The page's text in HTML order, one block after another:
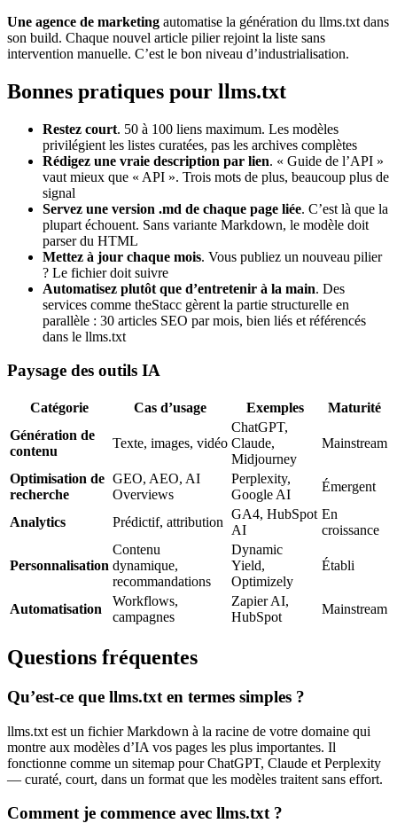
Une agence de marketing automatise la génération du llms.txt dans
son build. Chaque nouvel article pilier rejoint la liste sans
intervention manuelle. C’est le bon niveau d’industrialisation.
Bonnes pratiques pour llms.txt
Restez court. 50 à 100 liens maximum. Les modèles
privilégient les listes curatées, pas les archives complètes
Rédigez une vraie description par lien. « Guide de l’API »
vaut mieux que « API ». Trois mots de plus, beaucoup plus de
signal
Servez une version .md de chaque page liée. C’est là que la
plupart échouent. Sans variante Markdown, le modèle doit
parser du HTML
Mettez à jour chaque mois. Vous publiez un nouveau pilier
? Le fichier doit suivre
Automatisez plutôt que d’entretenir à la main. Des
services comme theStacc gèrent la partie structurelle en
parallèle : 30 articles SEO par mois, bien liés et référencés
dans le llms.txt
Paysage des outils IA
Catégorie Cas d’usage Exemples
Maturité
Génération de
contenu
Texte, images, vidéo
ChatGPT,
Claude,
Midjourney
Mainstream
Optimisation de
recherche
GEO, AEO, AI
Overviews
Perplexity,
Google AI
Émergent
Analytics Prédictif, attribution
GA4, HubSpot
AI
En
croissance
Personnalisation
Contenu
dynamique,
recommandations
Dynamic
Yield,
Optimizely
Établi
Automatisation
Workflows,
campagnes
Zapier AI,
HubSpot
Mainstream
Questions fréquentes
Qu’est-ce que llms.txt en termes simples ?
llms.txt est un fichier Markdown à la racine de votre domaine qui
montre aux modèles d’IA vos pages les plus importantes. Il
fonctionne comme un sitemap pour ChatGPT, Claude et Perplexity
— curaté, court, dans un format que les modèles traitent sans effort.
Comment je commence avec llms.txt ?